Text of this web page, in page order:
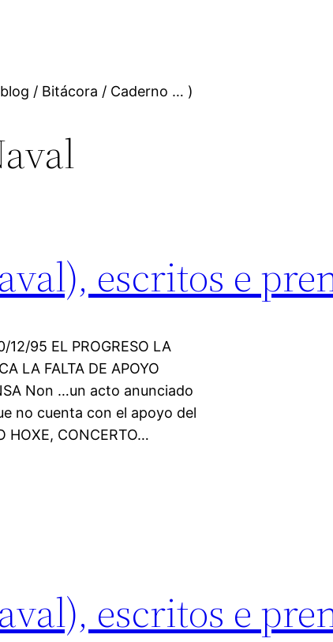
/ Bitácora / Caderno … )
escritos e
95 EL PROGRESO LA
LA FALTA DE APOYO
Non …un acto anunciado
no cuenta con el apoyo del
HOXE, CONCERTO…
escritos e